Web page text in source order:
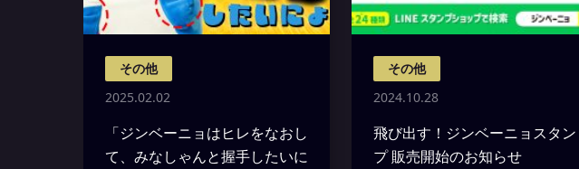
その他
2025.02.02
「ジンベーニョはヒレをなおし
て、みなしゃんと握手したいに
その他
2024.10.28
飛び出す！ジンベーニョスタン
プ 販売開始のお知らせ